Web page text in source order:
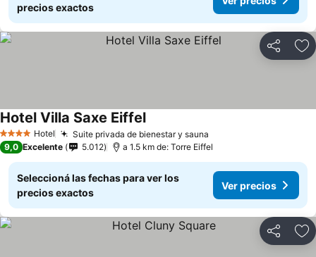
precios exactos
Compartir
4 EstrellasHotel Suite privada de bienestar y sauna
Hotel Villa Saxe EiffelVer precios
9,0 Excelente 5.012 a 1.5 km de: Torre Eiffel
Seleccioná las fechas para ver los
precios exactos
Ver precios
Compartir